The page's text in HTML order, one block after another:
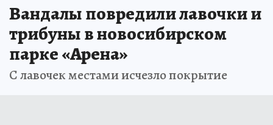
Вандалы повредили лавочки и
трибуны в новосибирском
парке «Арена»
С лавочек местами исчезло покрытие